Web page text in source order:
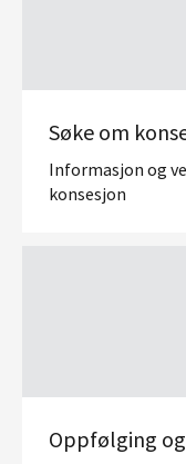
Søke om
Informasjon og
konsesjon
Oppfølging